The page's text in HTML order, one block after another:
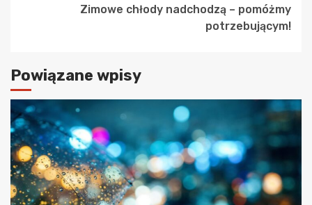
Zimowe chłody nadchodzą – pomóżmy
potrzebującym!
Powiązane wpisy